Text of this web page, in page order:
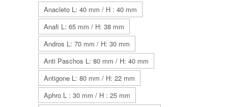
Anacleto L: 40 mm / H : 40 mm
Anafi L: 65 mm / H: 38 mm
Andros L: 70 mm / H: 30 mm
Anti Paschos L: 80 mm / H: 40 mm
Antigone L: 80 mm / H: 22 mm
Aphro L : 30 mm / H : 25 mm